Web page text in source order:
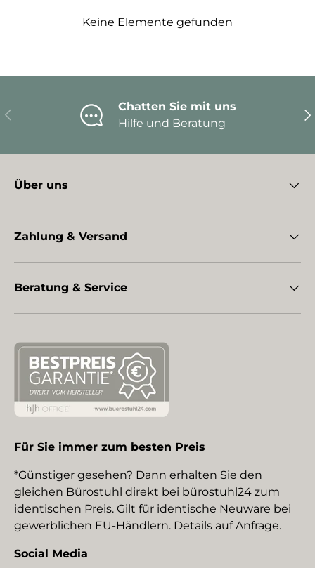
Keine Elemente gefunden
Vorherige
Chatten Sie mit uns
Hilfe und Beratung
Über uns
Zahlung & Versand
Beratung & Service
Für Sie immer zum besten Preis
*Günstiger gesehen? Dann erhalten Sie den
gleichen Bürostuhl direkt bei bürostuhl24 zum
identischen Preis. Gilt für identische Neuware bei
gewerblichen EU-Händlern. Details auf Anfrage.
Social Media